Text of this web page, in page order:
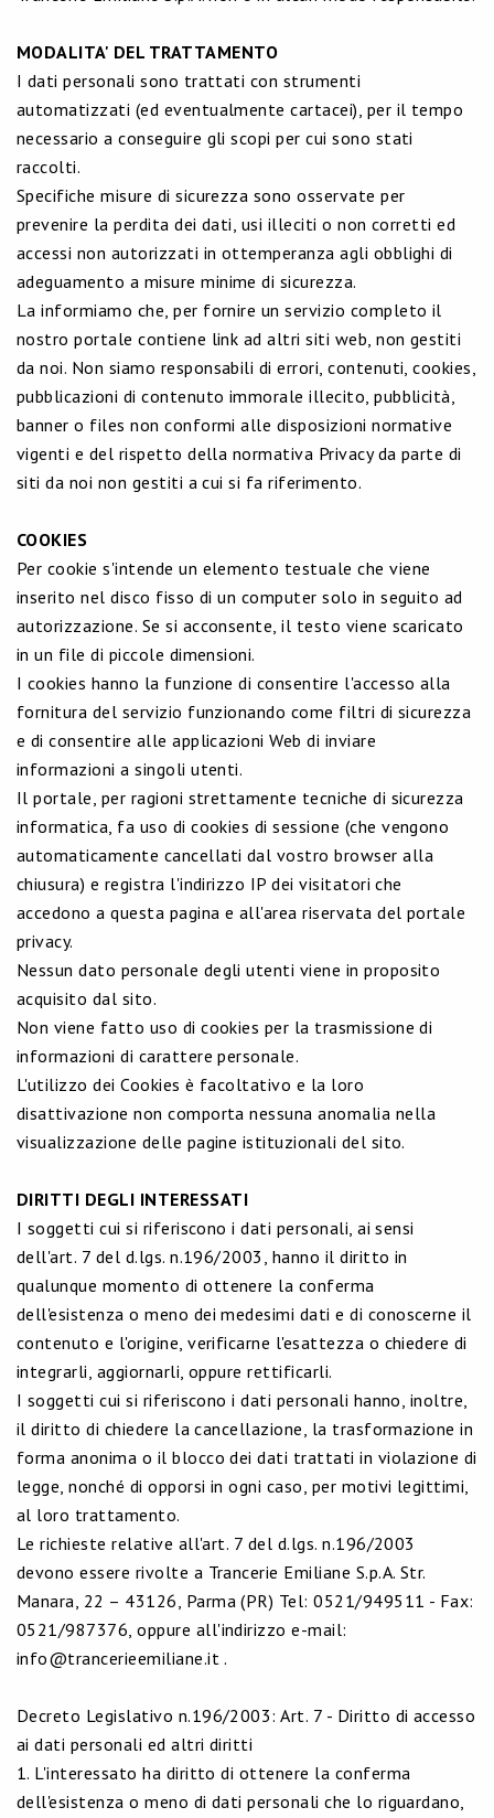
MODALITA' DEL TRATTAMENTO
I dati personali sono trattati con strumenti
automatizzati (ed eventualmente cartacei), per il tempo
necessario a conseguire gli scopi per cui sono stati
raccolti.
Specifiche misure di sicurezza sono osservate per
prevenire la perdita dei dati, usi illeciti o non corretti ed
accessi non autorizzati in ottemperanza agli obblighi di
adeguamento a misure minime di sicurezza.
La informiamo che, per fornire un servizio completo il
nostro portale contiene link ad altri siti web, non gestiti
da noi. Non siamo responsabili di errori, contenuti, cookies,
pubblicazioni di contenuto immorale illecito, pubblicità,
banner o files non conformi alle disposizioni normative
vigenti e del rispetto della normativa Privacy da parte di
siti da noi non gestiti a cui si fa riferimento.
COOKIES
Per cookie s'intende un elemento testuale che viene
inserito nel disco fisso di un computer solo in seguito ad
autorizzazione. Se si acconsente, il testo viene scaricato
in un file di piccole dimensioni.
I cookies hanno la funzione di consentire l'accesso alla
fornitura del servizio funzionando come filtri di sicurezza
e di consentire alle applicazioni Web di inviare
informazioni a singoli utenti.
Il portale, per ragioni strettamente tecniche di sicurezza
informatica, fa uso di cookies di sessione (che vengono
automaticamente cancellati dal vostro browser alla
chiusura) e registra l'indirizzo IP dei visitatori che
accedono a questa pagina e all'area riservata del portale
privacy.
Nessun dato personale degli utenti viene in proposito
acquisito dal sito.
Non viene fatto uso di cookies per la trasmissione di
informazioni di carattere personale.
L'utilizzo dei Cookies è facoltativo e la loro
disattivazione non comporta nessuna anomalia nella
visualizzazione delle pagine istituzionali del sito.
DIRITTI DEGLI INTERESSATI
I soggetti cui si riferiscono i dati personali, ai sensi
dell'art. 7 del d.lgs. n.196/2003, hanno il diritto in
qualunque momento di ottenere la conferma
dell'esistenza o meno dei medesimi dati e di conoscerne il
contenuto e l'origine, verificarne l'esattezza o chiedere di
integrarli, aggiornarli, oppure rettificarli.
I soggetti cui si riferiscono i dati personali hanno, inoltre,
il diritto di chiedere la cancellazione, la trasformazione in
forma anonima o il blocco dei dati trattati in violazione di
legge, nonché di opporsi in ogni caso, per motivi legittimi,
al loro trattamento.
Le richieste relative all'art. 7 del d.lgs. n.196/2003
devono essere rivolte a Trancerie Emiliane S.p.A. Str.
Manara, 22 – 43126, Parma (PR) Tel: 0521/949511 - Fax:
0521/987376, oppure all'indirizzo e-mail:
info@trancerieemiliane.it .
Decreto Legislativo n.196/2003: Art. 7 - Diritto di accesso
ai dati personali ed altri diritti
1. L'interessato ha diritto di ottenere la conferma
dell'esistenza o meno di dati personali che lo riguardano,